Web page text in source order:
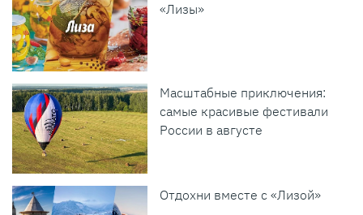
«Лизы»
Масштабные приключения:
самые красивые фестивали
России в августе
Отдохни вместе с «Лизой»